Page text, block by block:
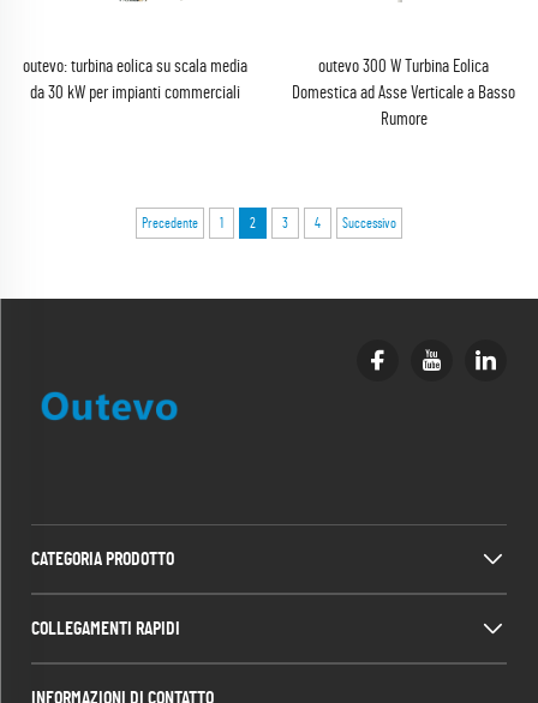
outevo: turbina eolica su scala media
da 30 kW per impianti commerciali
outevo 300 W Turbina Eolica
Domestica ad Asse Verticale a Basso
Rumore
Precedente 1 2 3 4 Successivo
CATEGORIA PRODOTTO
COLLEGAMENTI RAPIDI
INFORMAZIONI DI CONTATTO